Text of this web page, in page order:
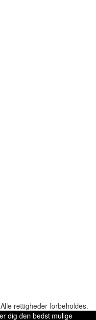
rettigheder forbeholdes.
dig den bedst mulige